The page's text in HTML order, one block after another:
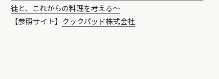
徒と、これからの料理を考える〜
【参照サイト】 クックパッド株式会社